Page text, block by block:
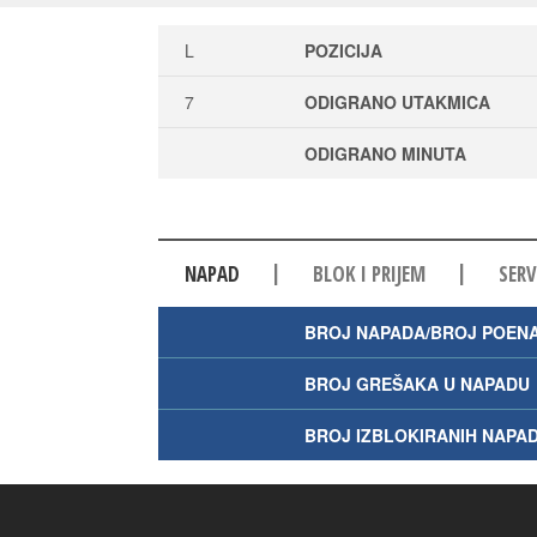
L POZICIJA
7 ODIGRANO UTAKMICA
ODIGRANO MINUTA
NAPAD | BLOK I PRIJEM |
BROJ NAPADA/BROJ
BROJ GREŠAKA U NAPADU
BROJ IZBLOKIRANIH